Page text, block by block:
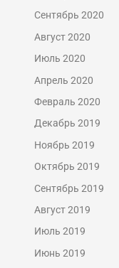
Сентябрь 2020
Август 2020
Июль 2020
Апрель 2020
Февраль 2020
Декабрь 2019
Ноябрь 2019
Октябрь 2019
Сентябрь 2019
Август 2019
Июль 2019
Июнь 2019